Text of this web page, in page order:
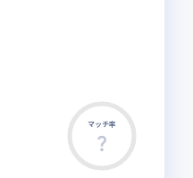
マッチ率